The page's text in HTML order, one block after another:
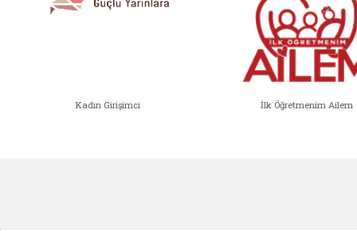
Kadın Girişimci İlk Öğretmenim Ailem